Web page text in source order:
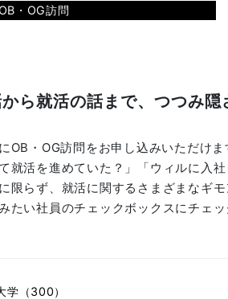
・OG訪問
ら就活の話まで、つつみ隠
OB・OG訪問をお申し込みいただけま
て就活を進めていた？」「ウィルに入
限らず、就活に関するさまざまなギ
たい社員のチェックボックスにチェ
学（300）